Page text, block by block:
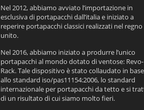
Nel 2012, abbiamo avviato l’importazione in
esclusiva di portapacchi dall’italia e iniziato a
reperire portapacchi classici realizzati nel regno
unito.
Nel 2016, abbiamo iniziato a produrre l’unico
portapacchi al mondo dotato di ventose: Revo-
Rack. Tale dispositivo è stato collaudato in base
allo standard iso/pas11154:2006, lo standard
internazionale per portapacchi da tetto e si
di un risultato di cui siamo molto fieri.